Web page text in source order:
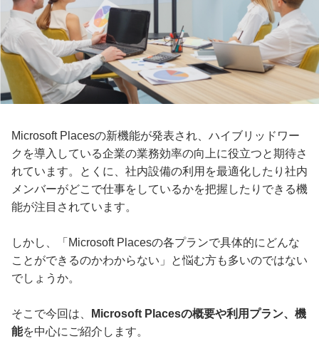
Microsoft Placesの新機能が発表され、ハイブリッドワー
クを導入している企業の業務効率の向上に役立つと期待さ
れています。とくに、社内設備の利用を最適化したり社内
メンバーがどこで仕事をしているかを把握したりできる機
能が注目されています。
しかし、「Microsoft Placesの各プランで具体的にどんな
ことができるのかわからない」と悩む方も多いのではない
でしょうか。
そこで今回は、
Microsoft Placesの概要や利用プラン、機
能を中心にご紹介します。